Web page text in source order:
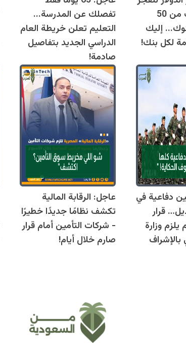
اليوم وتقترب من 50
إليك
لكل بنك!
تفصلك عن المدرسة...
التعليم تعلن خريطة العام
الدراسي الجديد بتفاصيل
صادمة!
قوانين دفاعية في
قرار
وزارة
بالإشراف
عاجل: الرقابة المالية
تكشف نظامًا جديدًا خطيرًا
- شركات التأمين أمام قرار
صارم خلال أيام!